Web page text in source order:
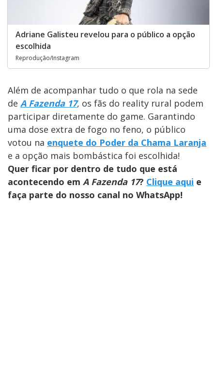
Adriane Galisteu revelou para o público a opção
escolhida
Reprodução/Instagram
Além de acompanhar tudo o que rola na sede
de A Fazenda 17, os fãs do reality rural podem
participar diretamente do game. Garantindo
uma dose extra de fogo no feno, o público
votou na enquete do Poder da Chama Laranja
e a opção mais bombástica foi escolhida!
Quer ficar por dentro de tudo que está
acontecendo em A Fazenda 17? Clique aqui e
faça parte do nosso canal no WhatsApp!